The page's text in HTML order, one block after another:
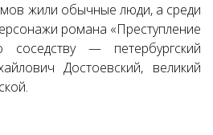
жили обычные люди, а среди
романа «Преступление
— петербургский
Достоевский, великий